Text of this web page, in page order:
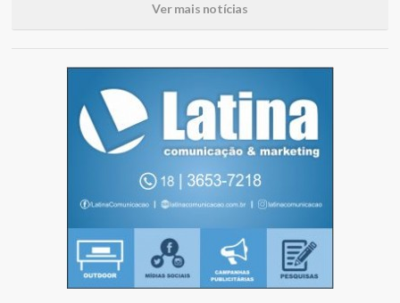
Ver mais notícias